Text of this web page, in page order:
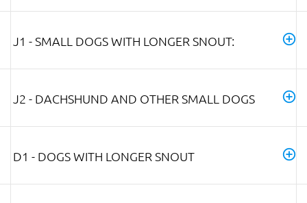
J1 - SMALL DOGS WITH LONGER SNOUT:
J2 - DACHSHUND AND OTHER SMALL DOGS
D1 - DOGS WITH LONGER SNOUT